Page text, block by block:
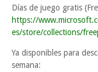
Días de juego gratis
https://
es/store/collections/
Ya disponibles para
semana: